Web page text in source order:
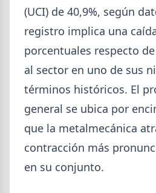
paritaria. Agosto se liquida con
IMGR $1.036.390.
(UCI) de 40,9%, según
registro implica una
porcentuales respecto
al sector en uno de sus
términos históricos. El
general se ubica por
que la metalmecánica
contracción más
en su conjunto.